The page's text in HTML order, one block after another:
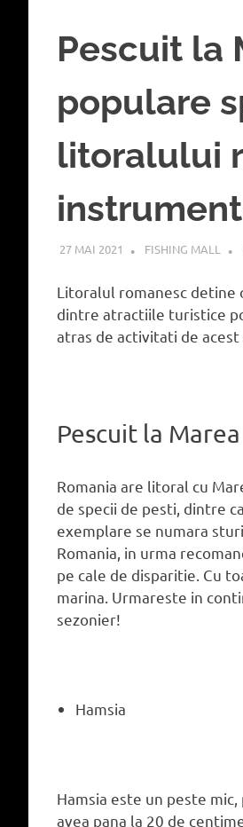
Pescuit la
populare
litoralului
27 MAI 2021 FISHING MALL
Litoralul romanesc detine
dintre atractiile turistice
atras de activitati de
Pescuit la
Romania are litoral cu
de specii de pesti, dintre
exemplare se numara
Romania, in urma
pe cale de disparitie. Cu
marina. Urmareste in
sezonier!
Hamsia
Hamsia este un peste
avea pana la 20 de